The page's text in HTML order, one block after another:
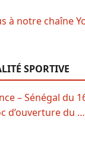
SPORTIVE
– Sénégal du
d’ouverture du …